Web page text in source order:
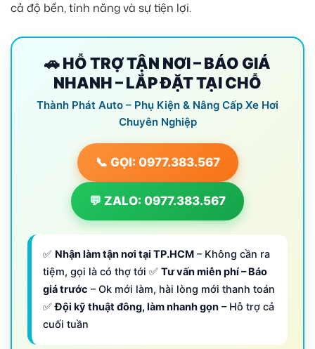
cả độ bền, tính năng và sự tiện lợi.
🚗 HỖ TRỢ TẬN NƠI – BÁO GIÁ
NHANH – LẮP ĐẶT TẠI CHỖ
Thành Phát Auto – Phụ Kiện & Nâng Cấp Xe Hơi
Chuyên Nghiệp
📞 GỌI: 0977.383.567
💬 ZALO: 0977.383.567
✅ Nhận làm tận nơi tại TP.HCM – Không cần ra
tiệm, gọi là có thợ tới ✅ Tư vấn miễn phí – Báo
giá trước – Ok mới làm, hài lòng mới thanh toán
✅Đội kỹ thuật đông, làm nhanh gọn – Hỗ trợ cả
cuối tuần